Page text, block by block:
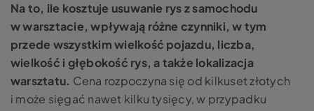
Na to, ile kosztuje usuwanie rys z samochodu
w warsztacie, wpływają różne czynniki, w tym
przede wszystkim wielkość pojazdu, liczba,
wielkość i głębokość rys, a także lokalizacja
warsztatu. Cena rozpoczyna się od kilkuset złotych
i może sięgać nawet kilku tysięcy, w przypadku